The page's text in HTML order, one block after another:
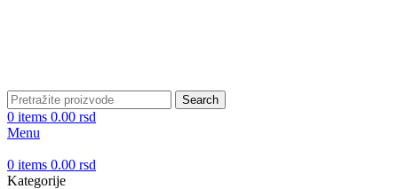
Search
0 items 0.00 rsd
Menu
0 items 0.00 rsd
Kategorije